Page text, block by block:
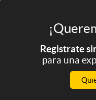
Registrate
para una